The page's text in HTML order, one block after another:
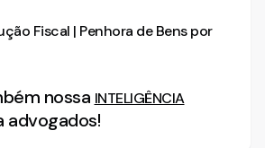
Fiscal | Penhora de Bens por
nossa INTELIGÊNCIA
advogados!